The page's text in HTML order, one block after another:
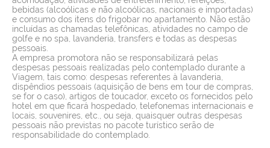
bebidas (alcoólicas e não alcoólicas, nacionais e importadas)
e consumo dos itens do frigobar no apartamento. Não estão
incluídas as chamadas telefônicas, atividades no campo de
golfe e no spa, lavanderia, transfers e todas as despesas
pessoais.
A empresa promotora não se responsabilizará pelas
despesas pessoais realizadas pelo contemplado durante a
Viagem, tais como: despesas referentes à lavanderia,
dispêndios pessoais (aquisição de bens em tour de compras,
se for o caso), artigos de toucador, exceto os fornecidos pelo
hotel em que ficará hospedado, telefonemas internacionais e
locais, souvenires, etc., ou seja, quaisquer outras despesas
pessoais não previstas no pacote turístico serão de
responsabilidade do contemplado.